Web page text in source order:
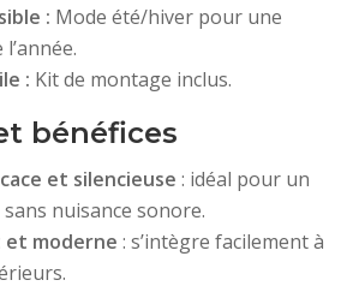
: Mode été/hiver pour une
: Kit de montage inclus.
bénéfices
et silencieuse : idéal pour un
nuisance sonore.
et moderne : s’intègre facilement à